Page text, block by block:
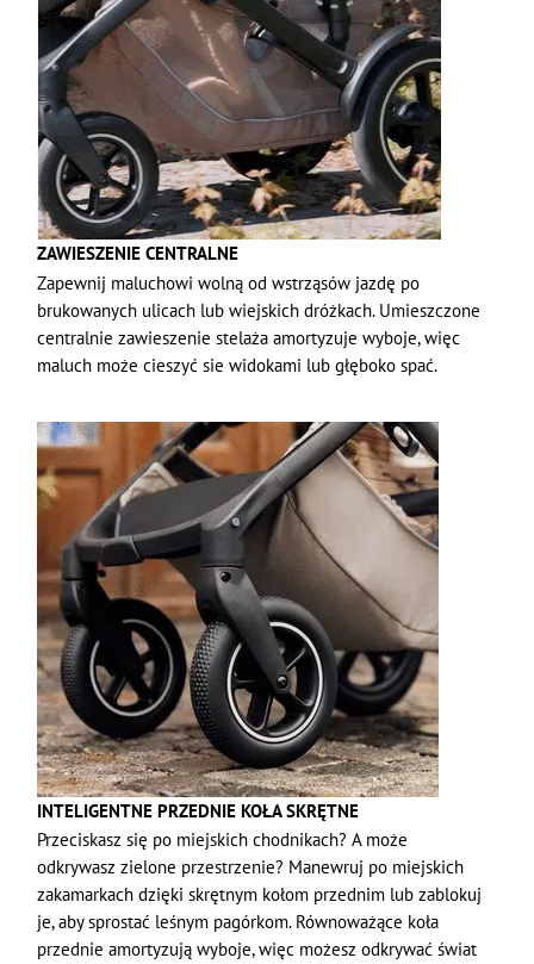
ZAWIESZENIE CENTRALNE
Zapewnij maluchowi wolną od wstrząsów jazdę po
brukowanych ulicach lub wiejskich dróżkach. Umieszczone
centralnie zawieszenie stelaża amortyzuje wyboje, więc
maluch może cieszyć sie widokami lub głęboko spać.
INTELIGENTNE PRZEDNIE KOŁA SKRĘTNE
Przeciskasz się po miejskich chodnikach? A może
odkrywasz zielone przestrzenie? Manewruj po miejskich
zakamarkach dzięki skrętnym kołom przednim lub zablokuj
je, aby sprostać leśnym pagórkom. Równoważące koła
przednie amortyzują wyboje, więc możesz odkrywać świat